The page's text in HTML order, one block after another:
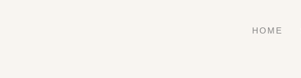
HOME